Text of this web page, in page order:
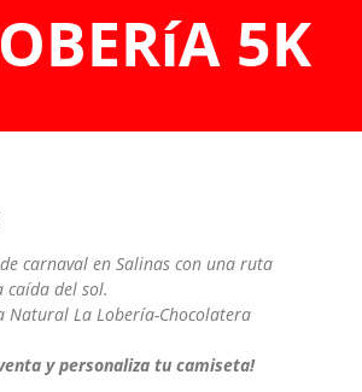
Servicios
Eventos
Virtuales
tu inscripción
Contacto
5K
carnaval en Salinas con una ruta
caída del sol.
Natural La Lobería-Chocolatera
y personaliza tu camiseta!